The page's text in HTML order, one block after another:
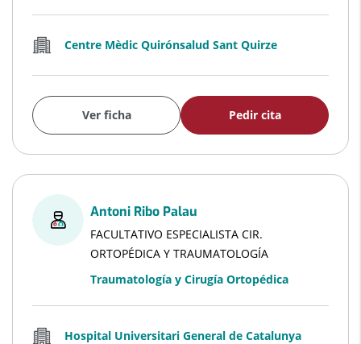
Centre Mèdic Quirónsalud Sant Quirze
Ver ficha Pedir cita
Antoni Ribo Palau
FACULTATIVO ESPECIALISTA CIR.
ORTOPÉDICA Y TRAUMATOLOGÍA
Traumatología y Cirugía Ortopédica
Hospital Universitari General de Catalunya